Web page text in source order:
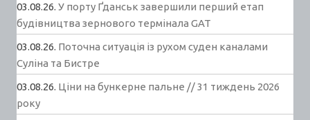
03.08.26. У порту Ґданськ завершили перший етап
будівництва зернового термінала GAT
03.08.26. Поточна ситуація із рухом суден каналами
Суліна та Бистре
03.08.26. Ціни на бункерне пальне // 31 тиждень 2026
року